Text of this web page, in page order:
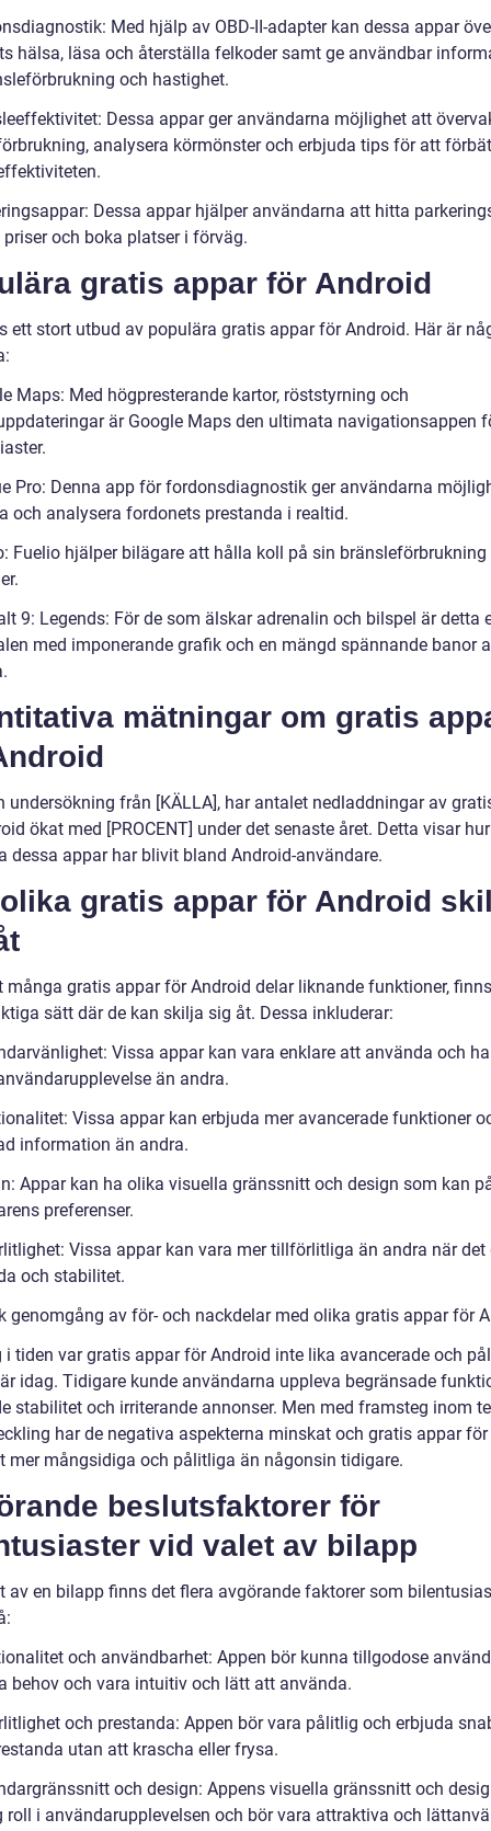
Med hjälp av OBD-II-adapter kan dessa appar
hälsa, läsa och återställa felkoder samt ge användbar
och hastighet.
Dessa appar ger användarna möjlighet att
analysera körmönster och erbjuda tips för att
Dessa appar hjälper användarna att hitta
och boka platser i förväg.
gratis appar för Android
ett stort utbud av populära gratis appar för Android. Här är
Maps: Med högpresterande kartor, röststyrning och
är Google Maps den ultimata navigationsappen
Pro: Denna app för fordonsdiagnostik ger användarna
och analysera fordonets prestanda i realtid.
Fuelio hjälper bilägare att hålla koll på sin bränsleförbrukning
9: Legends: För de som älskar adrenalin och bilspel är detta
med imponerande grafik och en mängd spännande banor
mätningar om gratis
undersökning från [KÄLLA], har antalet nedladdningar av
ökat med [PROCENT] under det senaste året. Detta visar hur
dessa appar har blivit bland Android-användare.
gratis appar för Android
många gratis appar för Android delar liknande funktioner,
sätt där de kan skilja sig åt. Dessa inkluderar:
Vissa appar kan vara enklare att använda och
än andra.
Vissa appar kan erbjuda mer avancerade funktioner
information än andra.
Appar kan ha olika visuella gränssnitt och design som kan
preferenser.
Vissa appar kan vara mer tillförlitliga än andra när det
och stabilitet.
genomgång av för- och nackdelar med olika gratis appar för
i tiden var gratis appar för Android inte lika avancerade och
idag. Tidigare kunde användarna uppleva begränsade
stabilitet och irriterande annonser. Men med framsteg inom
har de negativa aspekterna minskat och gratis appar
mer mångsidiga och pålitliga än någonsin tidigare.
beslutsfaktorer för
vid valet av bilapp
av en bilapp finns det flera avgörande faktorer som
och användbarhet: Appen bör kunna tillgodose
behov och vara intuitiv och lätt att använda.
och prestanda: Appen bör vara pålitlig och erbjuda
utan att krascha eller frysa.
och design: Appens visuella gränssnitt och
roll i användarupplevelsen och bör vara attraktiva och